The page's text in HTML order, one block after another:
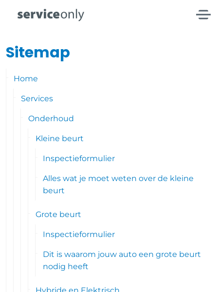
Sitemap
Home
Services
Onderhoud
Kleine beurt
Inspectieformulier
Alles wat je moet weten over de kleine
beurt
Grote beurt
Inspectieformulier
Dit is waarom jouw auto een grote beurt
nodig heeft